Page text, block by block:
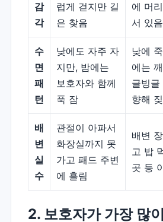
감
각
럽게 걷지만 길
은 찾음
에 머
서 있음
수
면
패
턴
낮에도 자주 자
지만, 밤에는
보호자와 함께
푹 잠
낮에
에는
글빙글
향해
배
변
실
수
관절이 아파서
화장실까지 못
가고 패드 주변
에 흘림
배변
고 밥
곳 등
2. 보호자가 가장 많